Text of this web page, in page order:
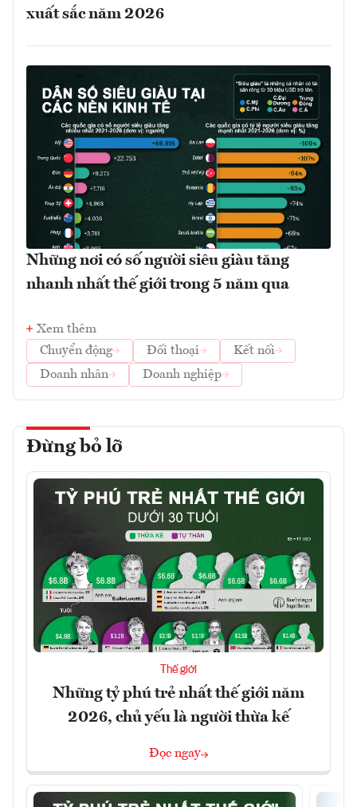
xuất sắc năm 2026
Những nơi có số người siêu giàu tăng
nhanh nhất thế giới trong 5 năm qua
Xem thêm
Chuyển động
Đối thoại
Kết nối
Doanh nhân
Doanh nghiệp
Đừng bỏ lỡ
Thế giới
Những tỷ phú trẻ nhất thế giới năm
2026, chủ yếu là người thừa kế
Đọc ngay